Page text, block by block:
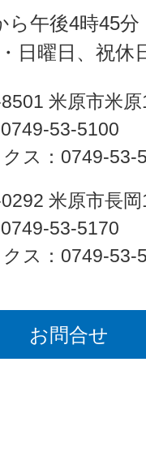
ら午後4時45分
・日曜日、祝
米原市米
53-5100
ス：0749-53-
米原市長
53-5170
ス：0749-53-
お問合せ